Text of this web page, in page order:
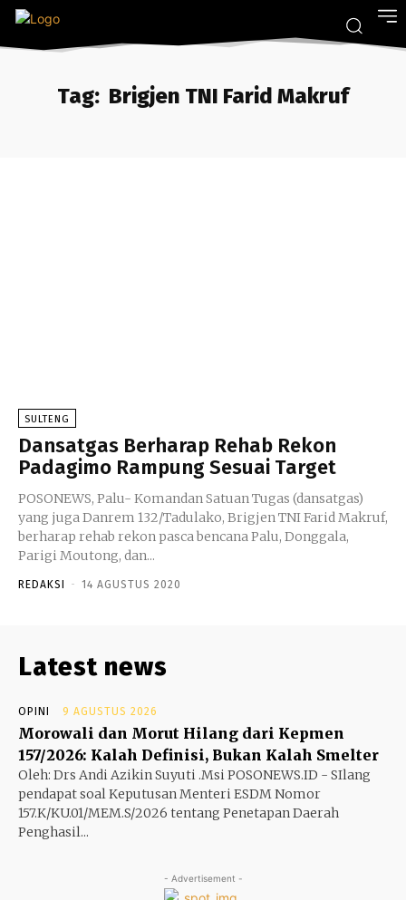
Tag: Brigjen TNI Farid Makruf
SULTENG
Dansatgas Berharap Rehab Rekon
Padagimo Rampung Sesuai Target
POSONEWS, Palu- Komandan Satuan Tugas (dansatgas)
yang juga Danrem 132/Tadulako, Brigjen TNI Farid Makruf,
berharap rehab rekon pasca bencana Palu, Donggala,
Parigi Moutong, dan...
REDAKSI - 14 AGUSTUS 2020
Latest news
OPINI 9 AGUSTUS 2026
Morowali dan Morut Hilang dari Kepmen
157/2026: Kalah Definisi, Bukan Kalah Smelter
Oleh: Drs Andi Azikin Suyuti .Msi POSONEWS.ID - SIlang
pendapat soal Keputusan Menteri ESDM Nomor
157.K/KU.01/MEM.S/2026 tentang Penetapan Daerah
Penghasil...
- Advertisement -